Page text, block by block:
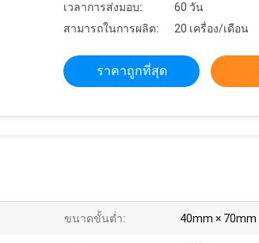
เวลาการส่งมอบ:
60 วัน
สามารถในการผลิต:
20 เครื่อง/เดือน
ราคาถูกที่สุด
ขนาดขั้นต่ำ: 40mm × 70mm